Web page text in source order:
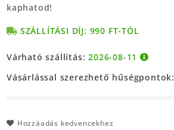
kaphatod!
SZÁLLÍTÁSI DÍJ: 990 FT-TÓL
Várható szállítás:2026-08-11
Vásárlással szerezhető hűségpontok:
Hozzáadás kedvencekhez